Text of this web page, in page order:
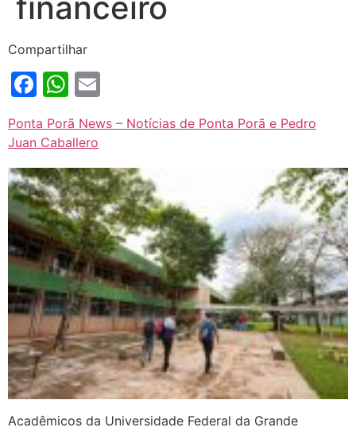
Compartilhar
Facebook
WhatsApp
Ponta Porã News – Notícias de Ponta Porã e Pedro
Juan Caballero
Acadêmicos da Universidade Federal da Grande